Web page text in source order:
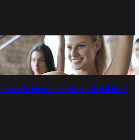
levensstijl: hoe je jezelf kunt